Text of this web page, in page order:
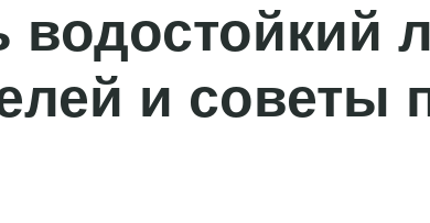
водостойкий
и советы